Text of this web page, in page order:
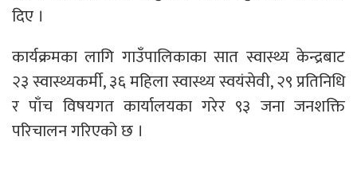
दिए ।
कार्यक्रमका लागि गाउँपालिकाका सात स्वास्थ्य केन्द्रबाट
२३ स्वास्थ्यकर्मी, ३६ महिला स्वास्थ्य स्वयंसेवी, २९ प्रतिनिधि
र पाँच विषयगत कार्यालयका गरेर ९३ जना जनशक्ति
परिचालन गरिएको छ ।